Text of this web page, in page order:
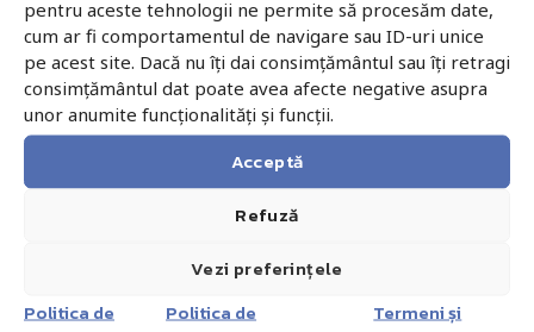
pentru aceste tehnologii ne permite să procesăm date,
cum ar fi comportamentul de navigare sau ID-uri unice
pe acest site. Dacă nu îți dai consimțământul sau îți retragi
consimțământul dat poate avea afecte negative asupra
unor anumite funcționalități și funcții.
Acceptă
Refuză
Vezi preferințele
Politica de
Politica de
Termeni și
Senzor
Dimensiune
senzor
23.5×15.7 mm,
dimensiune
pixel 3.76×3.76
μm
Dimensiune
senzor 36×24
Frame),
pixel 4.4×4.4
4x cameră
oblică: 35mm
oblică: 56mm